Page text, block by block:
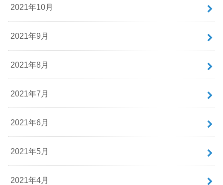
2021年10月
2021年9月
2021年8月
2021年7月
2021年6月
2021年5月
2021年4月